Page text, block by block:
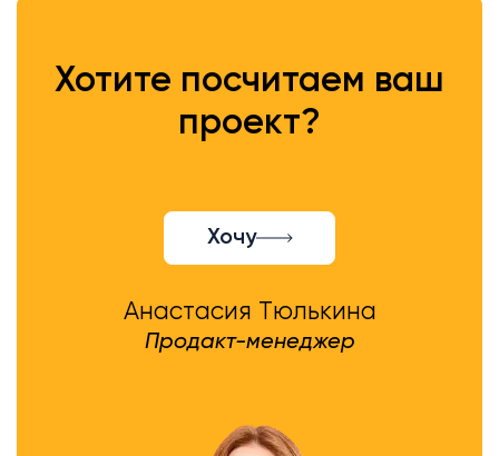
Хотите посчитаем ваш
проект?
Хочу
Анастасия Тюлькина
Продакт-менеджер